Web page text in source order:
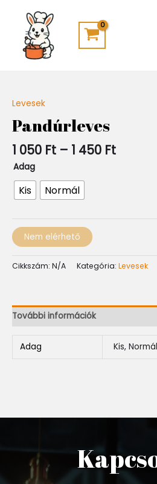
content
Levesek
Pandúrleves
1 050 Ft – 1 450 Ft-
1
Adag
Kis Normál
Nem elérhető
Cikkszám: N/A Kategória: Levesek
További információk
Adag Kis, Normál